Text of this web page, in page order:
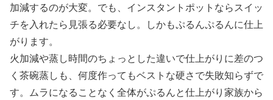
加減するのが大変。でも、インスタントポットならスイッ
チを入れたら見張る必要なし。しかもぷるんぷるんに仕上
がります。
火加減や蒸し時間のちょっとした違いで仕上がりに差のつ
く茶碗蒸しも、何度作ってもベストな硬さで失敗知らずで
す。ムラになることなく全体がぷるんと仕上がり家族から